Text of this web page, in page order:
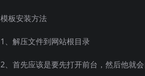
模板安装方法
1、解压文件到网站根目录
2、首先应该是要先打开前台，然后他就